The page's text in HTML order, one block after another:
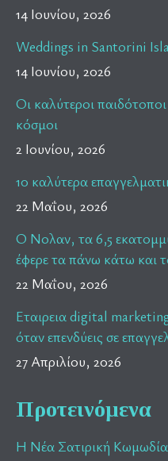
14 Ιουνίου, 2026
Weddings in Santorini
14 Ιουνίου, 2026
Οι καλύτεροι
κόσμοι
2 Ιουνίου, 2026
10 καλύτερα
22 Μαΐου, 2026
Ο Νολαν, τα 6,5
έφερε τα πάνω κάτω και
22 Μαΐου, 2026
Εταιρεια digital
όταν επενδύεις σε
27 Απριλίου, 2026
Προτεινόμενα
Η Νέα Σατιρική